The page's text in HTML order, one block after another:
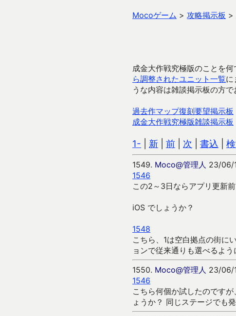
Mocoゲーム > 攻略掲示板 >
成金大作戦究極版のことを
ら調整されたユニット一覧に
うな内容は雑談掲示板の方で
過去作マップ復刻要望掲示板
成金大作戦究極版雑談掲示板
1- 新 前 次 書込
1549. Moco@管理人 23/06/
1546
この2～3日ならアプリ更新
iOS でしょうか？
1548
こちら、1は空白拠点の街に
ョンで従来通りも選べるよう
1550. Moco@管理人 23/06/
1546
こちら何個か試したのです
ょうか？ 同じステージでも